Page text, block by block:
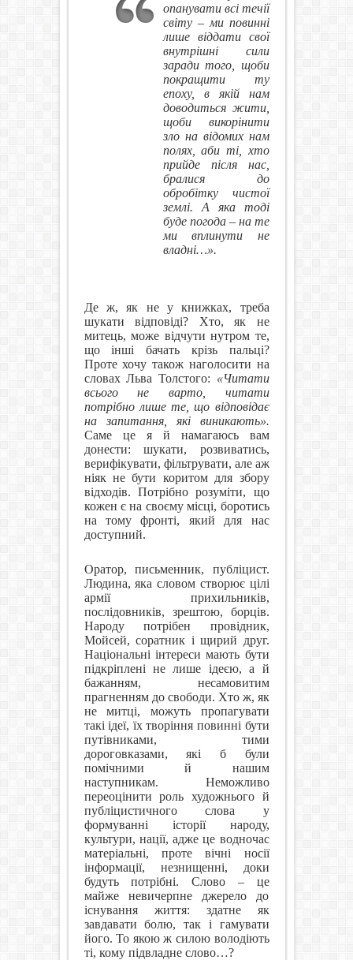
опанувати всі течії
світу – ми повинні
лише віддати свої
внутрішні сили
заради того, щоби
покращити ту
епоху, в якій нам
доводиться жити,
щоби викорінити
зло на відомих нам
полях, аби ті, хто
прийде після нас,
бралися до
обробітку чистої
землі. А яка тоді
буде погода – на те
ми вплинути не
владні…».
Де ж, як не у книжках, треба
шукати відповіді? Хто, як не
митець, може відчути нутром те,
що інші бачать крізь пальці?
Проте хочу також наголосити на
словах Льва Толстого: «Читати
всього не варто, читати
потрібно лише те, що відповідає
на запитання, які виникають».
Саме це я й намагаюсь вам
донести: шукати, розвиватись,
верифікувати, фільтрувати, але аж
ніяк не бути коритом для збору
відходів. Потрібно розуміти, що
кожен є на своєму місці, боротись
на тому фронті, який для нас
доступний.
Оратор, письменник, публіцист.
Людина, яка словом створює цілі
армії прихильників,
послідовників, зрештою, борців.
Народу потрібен провідник,
Мойсей, соратник і щирий друг.
Національні інтереси мають бути
підкріплені не лише ідеєю, а й
бажанням, несамовитим
прагненням до свободи. Хто ж, як
не митці, можуть пропагувати
такі ідеї, їх творіння повинні бути
путівниками, тими
дороговказами, які б були
помічними й нашим
наступникам. Неможливо
переоцінити роль художнього й
публіцистичного слова у
формуванні історії народу,
культури, нації, адже це водночас
матеріальні, проте вічні носії
інформації, незнищенні, доки
будуть потрібні. Слово – це
майже невичерпне джерело до
існування життя: здатне як
завдавати болю, так і гамувати
його. То якою ж силою володіють
ті, кому підвладне слово…?